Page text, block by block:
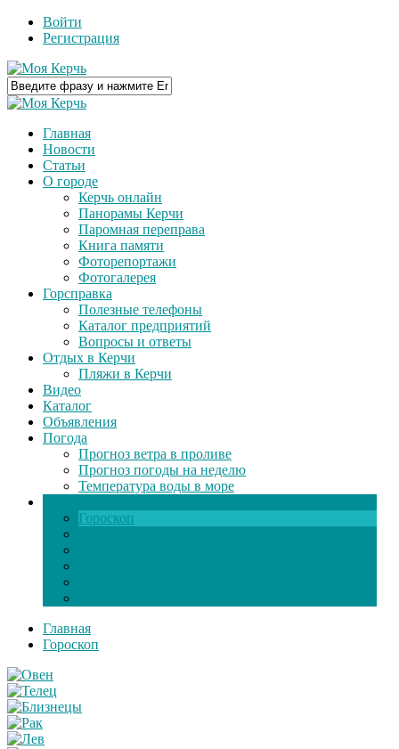
Войти
Регистрация
Главная
Новости
Статьи
О городе
Керчь онлайн
Панорамы Керчи
Паромная переправа
Книга памяти
Фоторепортажи
Фотогалерея
Горсправка
Полезные телефоны
Каталог предприятий
Вопросы и ответы
Отдых в Керчи
Пляжи в Керчи
Видео
Каталог
Объявления
Погода
Прогноз ветра в проливе
Прогноз погоды на неделю
Температура воды в море
Гороскоп
Главная
Гороскоп